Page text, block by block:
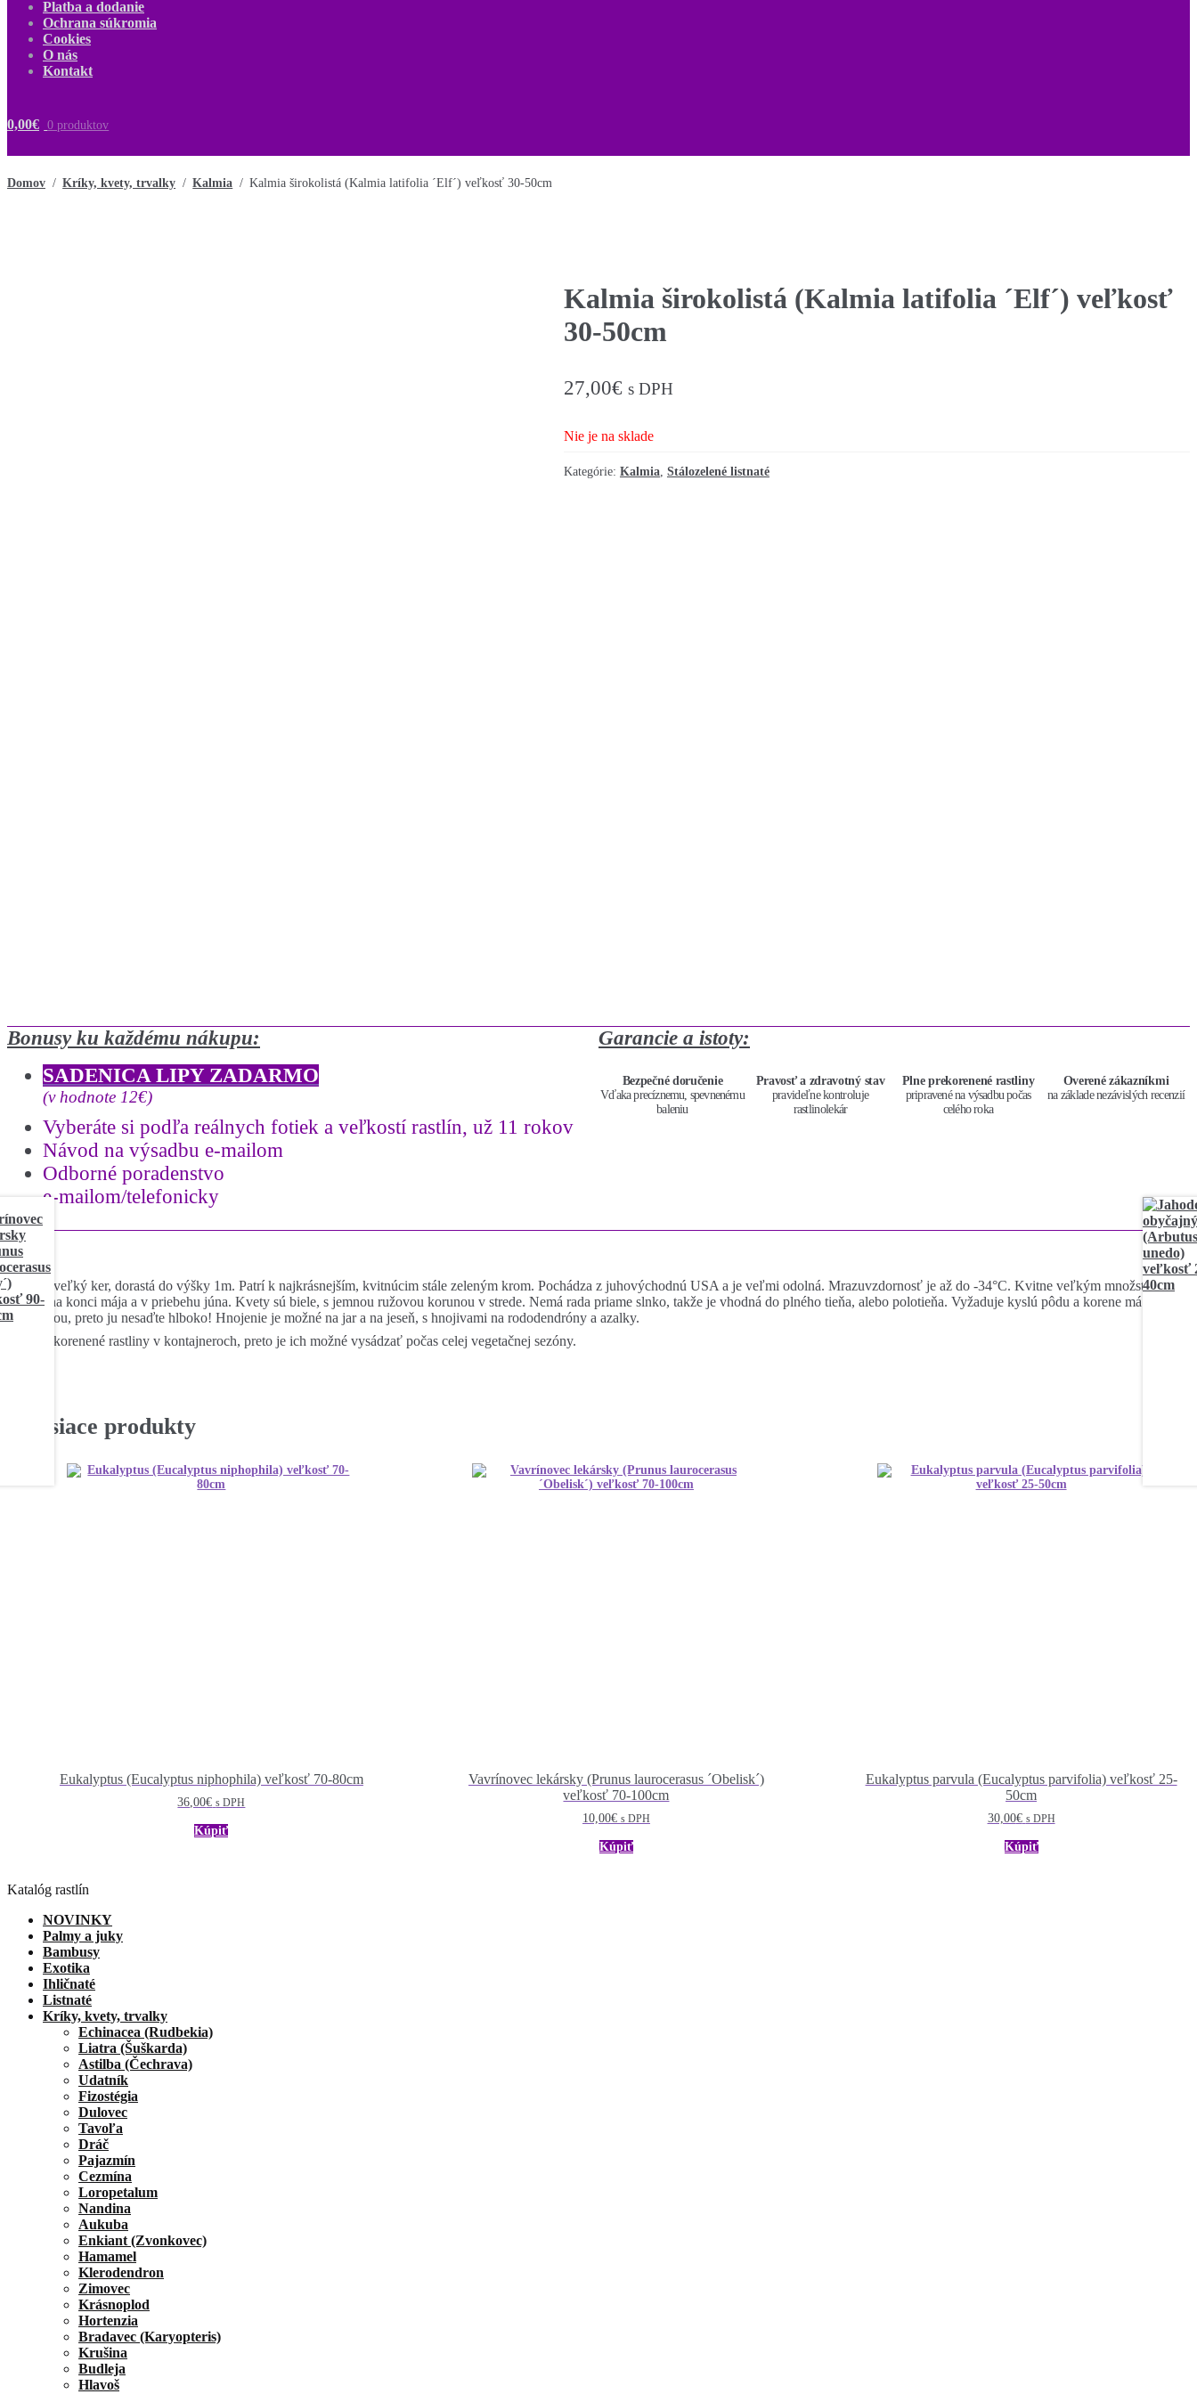
Platba a dodanie
Ochrana súkromia
Cookies
O nás
Kontakt
0,00€ 0 produktov
Domov / Kríky, kvety, trvalky / Kalmia / Kalmia širokolistá (Kalmia latifolia ´Elf´) veľkosť 30-50cm
Kalmia širokolistá (Kalmia latifolia ´Elf´) veľkosť
30-50cm
27,00€ s DPH
Nie je na sklade
Kategórie: Kalmia, Stálozelené listnaté
Bonusy ku každému nákupu:
SADENICA LIPY ZADARMO
(v hodnote 12€)
Vyberáte si podľa reálnych fotiek a veľkostí rastlín, už 11 rokov
Návod na výsadbu e-mailom
Odborné poradenstvo
e-mailom/telefonicky
Garancie a istoty:
Bezpečné doručenie
Vďaka precíznemu, spevnenému
baleniu
Pravosť a zdravotný stav
pravideľne kontroluje
rastlinolekár
Plne prekorenené rastliny
pripravené na výsadbu počas
celého roka
Overené zákazníkmi
na základe nezávislých recenzií
Stredne veľký ker, dorastá do výšky 1m. Patrí k najkrásnejším, kvitnúcim stále zeleným krom. Pochádza z juhovýchodnú USA a je veľmi odolná. Mrazuvzdornosť je až do -34°C. Kvitne veľkým množstvom
kvetov na konci mája a v priebehu júna. Kvety sú biele, s jemnou ružovou korunou v strede. Nemá rada priame slnko, takže je vhodná do plného tieňa, alebo polotieňa. Vyžaduje kyslú pôdu a korene má plytko
pod pôdou, preto ju nesaďte hlboko! Hnojenie je možné na jar a na jeseň, s hnojivami na rododendróny a azalky.
Plne prekorenené rastliny v kontajneroch, preto je ich možné vysádzať počas celej vegetačnej sezóny.
Súvisiace produkty
Eukalyptus (Eucalyptus niphophila) veľkosť 70-80cm
36,00€ s DPH
Kúpiť
Vavrínovec lekársky (Prunus laurocerasus ´Obelisk´)
veľkosť 70-100cm
10,00€ s DPH
Kúpiť
Eukalyptus parvula (Eucalyptus parvifolia) veľkosť 25-
50cm
30,00€ s DPH
Kúpiť
Katalóg rastlín
NOVINKY
Palmy a juky
Bambusy
Exotika
Ihličnaté
Listnaté
Kríky, kvety, trvalky
Echinacea (Rudbekia)
Liatra (Šuškarda)
Astilba (Čechrava)
Udatník
Fizostégia
Dulovec
Tavoľa
Dráč
Pajazmín
Cezmína
Loropetalum
Nandina
Aukuba
Enkiant (Zvonkovec)
Hamamel
Klerodendron
Zimovec
Krásnoplod
Hortenzia
Bradavec (Karyopteris)
Krušina
Budleja
Hlavoš